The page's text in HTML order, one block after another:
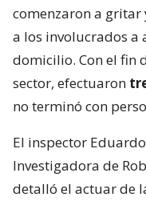
comenzaron a
a los involucrados
domicilio. Con el fin
sector, efectuaron
no terminó con
El inspector
Investigadora de
detalló el actuar de